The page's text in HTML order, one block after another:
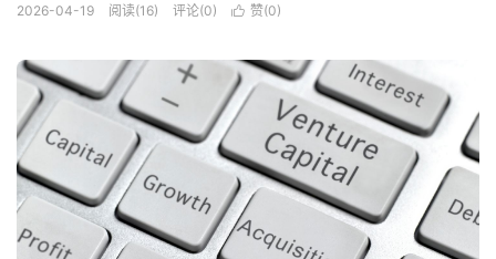
2026-04-19 阅读(16) 评论(0)  赞(0)